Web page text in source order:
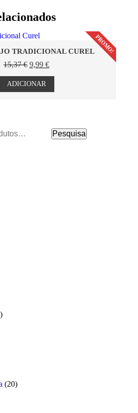
PROMO!
TRADICIONAL CUREL
15,37€ O
original
era:
9,99 €O
é:
ADICIONAR
Pesquisa
(20)